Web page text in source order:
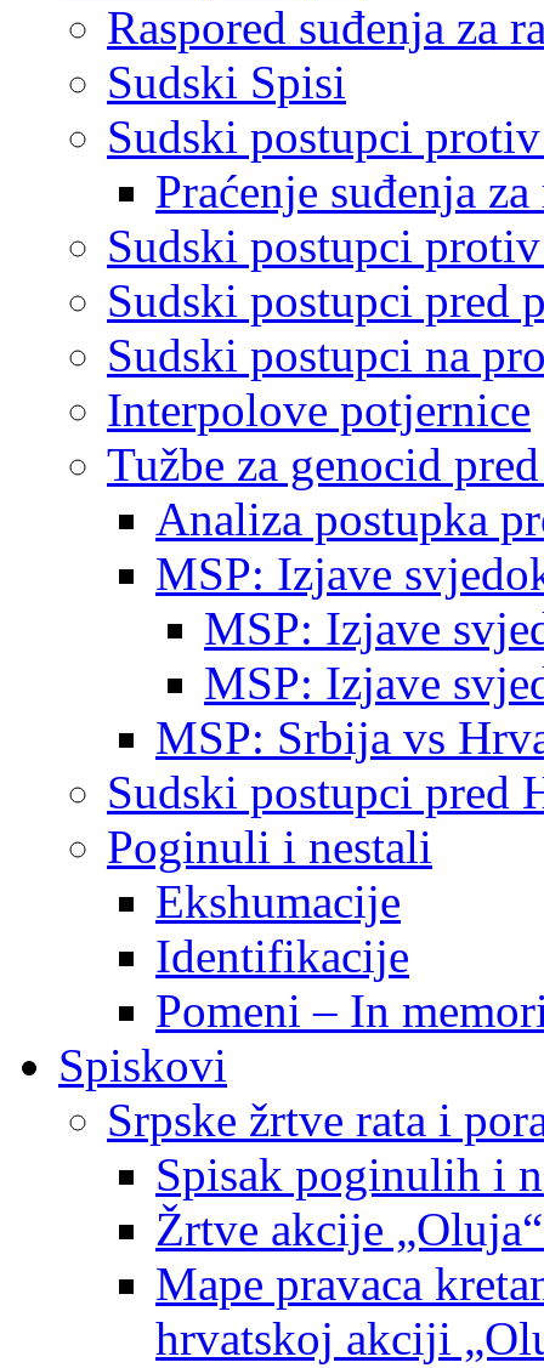
Raspored suđenja za
Sudski Spisi
Sudski postupci
Praćenje suđenja
Sudski postupci
Sudski postupci pred
Sudski postupci na
Interpolove potjernice
Tužbe za genocid
Analiza postupka
MSP: Izjave
MSP: Izjave
MSP: Izjave
MSP: Srbija vs
Sudski postupci pred
Poginuli i nestali
Ekshumacije
Identifikacije
Pomeni – In
Spiskovi
Srpske žrtve rata i
Spisak poginulih i
Žrtve akcije
Mape pravaca
hrvatskoj akciji